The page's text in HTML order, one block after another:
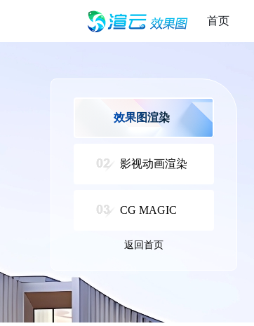
首页
效果图渲染
影视动画渲染
CG MAGIC
返回首页